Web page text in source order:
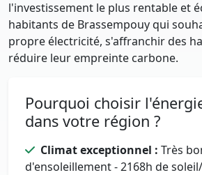
l'investissement le plus rentable et
habitants de Brassempouy qui
propre électricité, s'affranchir des
réduire leur empreinte carbone.
Pourquoi choisir
dans votre région ?
Climat exceptionnel : Très
d'ensoleillement - 2168h de